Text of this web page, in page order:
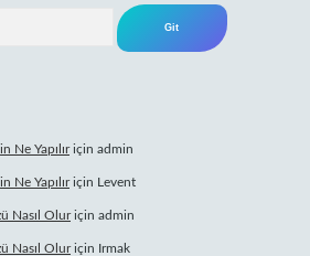
Ne Yapılıriçin admin
Ne Yapılıriçin Levent
Nasıl Oluriçin admin
Nasıl Oluriçin Irmak